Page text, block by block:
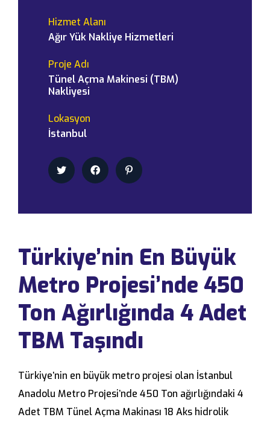
Türkiye’nin En Büyük
Metro Projesi’nde 450
Ton Ağırlığında 4 Adet
TBM Taşındı
Türkiye’nin en büyük metro projesi olan İstanbul
Anadolu Metro Projesi’nde 450 Ton ağırlığındaki 4
Adet TBM Tünel Açma Makinası 18 Aks hidrolik
Hizmet Alanı
Ağır Yük Nakliye Hizmetleri
Proje Adı
Tünel Açma Makinesi (TBM)
Nakliyesi
Lokasyon
İstanbul